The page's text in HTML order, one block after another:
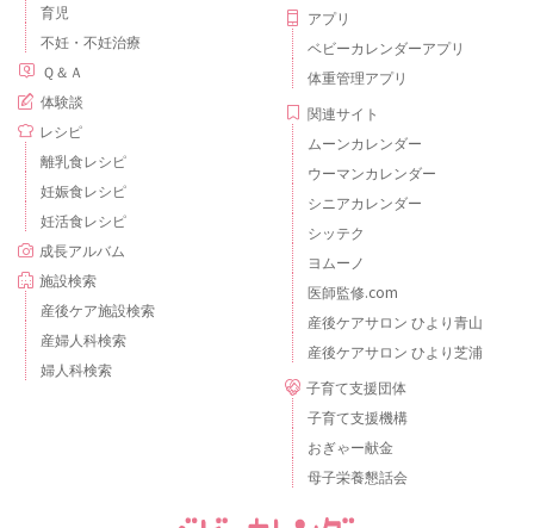
育児
不妊・不妊治療
Ｑ＆Ａ
体験談
レシピ
離乳食レシピ
妊娠食レシピ
妊活食レシピ
成長アルバム
施設検索
産後ケア施設検索
産婦人科検索
婦人科検索
アプリ
ベビーカレンダーアプリ
体重管理アプリ
関連サイト
ムーンカレンダー
ウーマンカレンダー
シニアカレンダー
シッテク
ヨムーノ
医師監修.com
産後ケアサロン ひより青山
産後ケアサロン ひより芝浦
子育て支援団体
子育て支援機構
おぎゃー献金
母子栄養懇話会